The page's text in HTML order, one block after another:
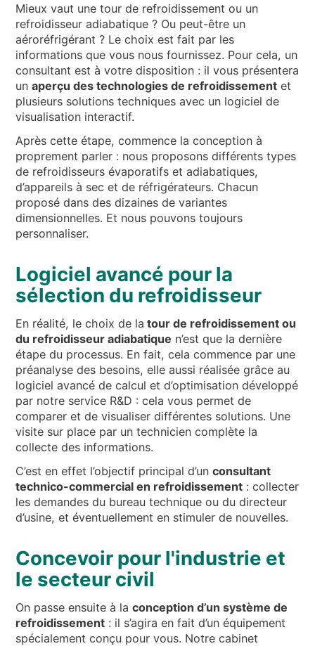
Mieux vaut une tour de refroidissement ou un
refroidisseur adiabatique ? Ou peut-être un
aéroréfrigérant ? Le choix est fait par les
informations que vous nous fournissez. Pour cela, un
consultant est à votre disposition : il vous présentera
unaperçu des technologies de refroidissement et
plusieurs solutions techniques avec un logiciel de
visualisation interactif.
Après cette étape, commence la conception à
proprement parler : nous proposons différents types
de refroidisseurs évaporatifs et adiabatiques,
d’appareils à sec et de réfrigérateurs. Chacun
proposé dans des dizaines de variantes
dimensionnelles. Et nous pouvons toujours
personnaliser.
Logiciel avancé pour la
sélection du refroidisseur
En réalité, le choix de la tour de refroidissement ou
du refroidisseur adiabatique n’est que la dernière
étape du processus. En fait, cela commence par une
préanalyse des besoins, elle aussi réalisée grâce au
logiciel avancé de calcul et d’optimisation développé
par notre service R&D : cela vous permet de
comparer et de visualiser différentes solutions. Une
visite sur place par un technicien complète la
collecte des informations.
C’est en effet l’objectif principal d’unconsultant
technico-commercial en refroidissement : collecter
les demandes du bureau technique ou du directeur
d’usine, et éventuellement en stimuler de nouvelles.
Concevoir pour l'industrie et
le secteur civil
On passe ensuite à laconception d’un système de
refroidissement : il s’agira en fait d’un équipement
spécialement conçu pour vous. Notre cabinet